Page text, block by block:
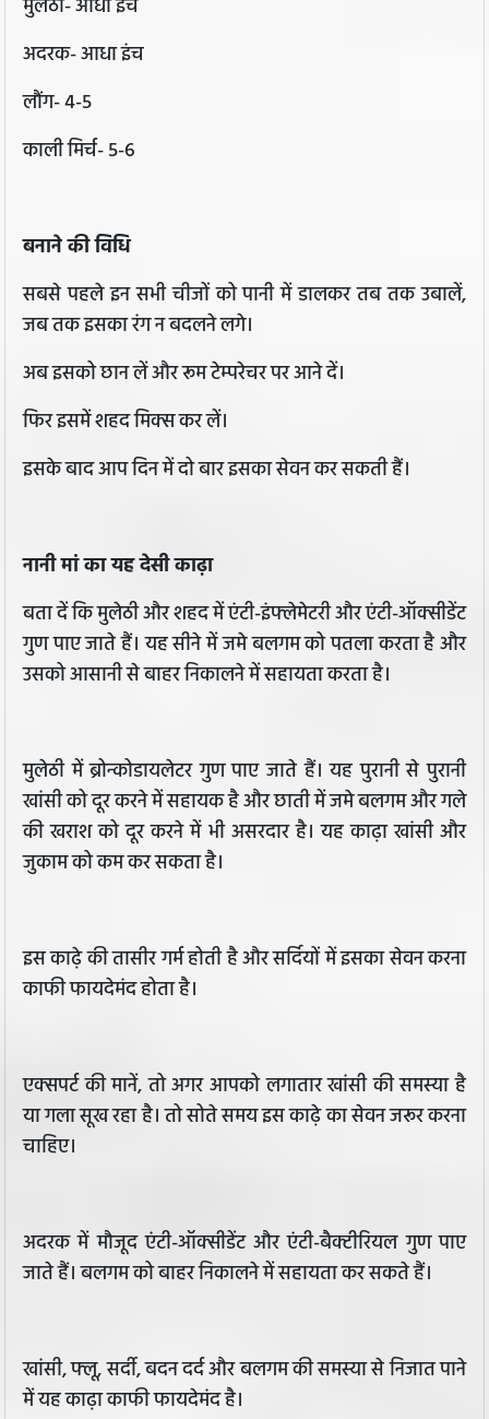
मुलेठी- आधा इंच
अदरक- आधा इंच
लौंग- 4-5
काली मिर्च- 5-6
बनाने की विधि
सबसे पहले इन सभी चीजों को पानी में डालकर तब तक उबालें,
जब तक इसका रंग न बदलने लगे।
अब इसको छान लें और रूम टेम्परेचर पर आने दें।
फिर इसमें शहद मिक्स कर लें।
इसके बाद आप दिन में दो बार इसका सेवन कर सकती हैं।
नानी मां का यह देसी काढ़ा
बता दें कि मुलेठी और शहद में एंटी-इंफ्लेमेटरी और एंटी-ऑक्सीडेंट
गुण पाए जाते हैं। यह सीने में जमे बलगम को पतला करता है और
उसको आसानी से बाहर निकालने में सहायता करता है।
मुलेठी में ब्रोन्कोडायलेटर गुण पाए जाते हैं। यह पुरानी से पुरानी
खांसी को दूर करने में सहायक है और छाती में जमे बलगम और गले
की खराश को दूर करने में भी असरदार है। यह काढ़ा खांसी और
जुकाम को कम कर सकता है।
इस काढ़े की तासीर गर्म होती है और सर्दियों में इसका सेवन करना
काफी फायदेमंद होता है।
एक्सपर्ट की मानें, तो अगर आपको लगातार खांसी की समस्या है
या गला सूख रहा है। तो सोते समय इस काढ़े का सेवन जरूर करना
चाहिए।
अदरक में मौजूद एंटी-ऑक्सीडेंट और एंटी-बैक्टीरियल गुण पाए
जाते हैं। बलगम को बाहर निकालने में सहायता कर सकते हैं।
खांसी, फ्लू, सर्दी, बदन दर्द और बलगम की समस्या से निजात पाने
में यह काढ़ा काफी फायदेमंद है।